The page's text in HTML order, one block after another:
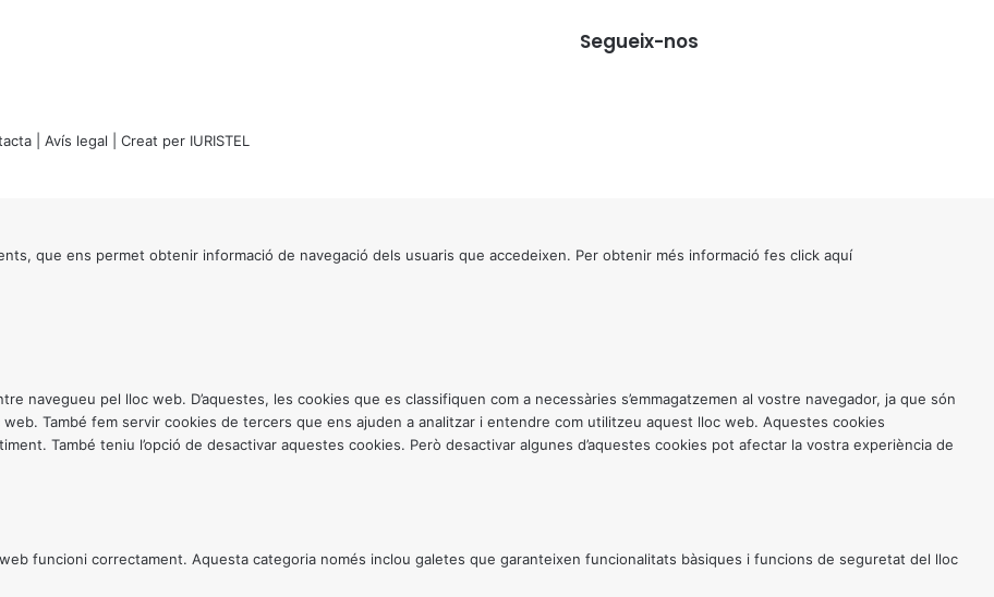
Segueix-nos
Avís legal | Creat per IURISTEL
que ens permet obtenir informació de navegació dels usuaris que accedeixen. Per obtenir més informació fes click aquí
navegueu pel lloc web. D’aquestes, les cookies que es classifiquen com a necessàries s’emmagatzemen al vostre navegador, ja que són
També fem servir cookies de tercers que ens ajuden a analitzar i entendre com utilitzeu aquest lloc web. Aquestes cookies
També teniu l’opció de desactivar aquestes cookies. Però desactivar algunes d’aquestes cookies pot afectar la vostra experiència de
funcioni correctament. Aquesta categoria només inclou galetes que garanteixen funcionalitats bàsiques i funcions de seguretat del lloc